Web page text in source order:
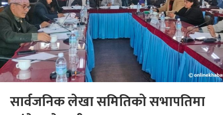
सार्वजनिक लेखा समितिको सभापतिमा